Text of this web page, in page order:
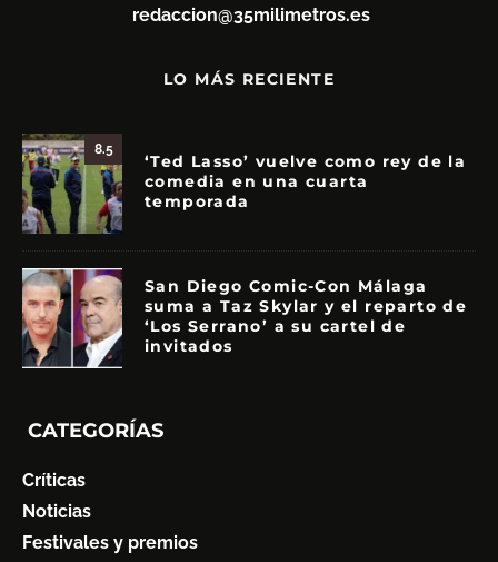
redaccion@35milimetros.es
LO MÁS RECIENTE
8.5
‘Ted Lasso’ vuelve como rey de la
comedia en una cuarta
temporada
San Diego Comic-Con Málaga
suma a Taz Skylar y el reparto de
‘Los Serrano’ a su cartel de
invitados
CATEGORÍAS
Críticas
Noticias
Festivales y premios